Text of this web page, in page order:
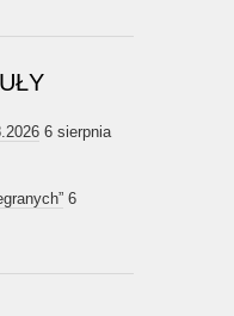
6 sierpnia
6